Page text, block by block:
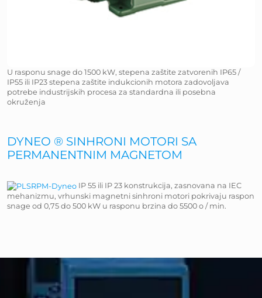
U rasponu snage do 1500 kW, stepena zaštite zatvorenih IP65 /
IP55 ili IP23 stepena zaštite indukcionih motora zadovoljava
potrebe industrijskih procesa za standardna ili posebna
okruženja
DYNEO ® SINHRONI MOTORI SA
PERMANENTNIM MAGNETOM
IP 55 ili IP 23 konstrukcija, zasnovana na IEC
mehanizmu, vrhunski magnetni sinhroni motori pokrivaju raspon
snage od 0,75 do 500 kW u rasponu brzina do 5500 o / min.